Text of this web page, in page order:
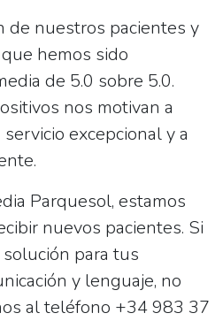
de nuestros pacientes y
hemos sido
de 5.0 sobre 5.0.
nos motivan a
excepcional y a
Parquesol, estamos
nuevos pacientes. Si
para tus
y lenguaje, no
al teléfono +34 983 37